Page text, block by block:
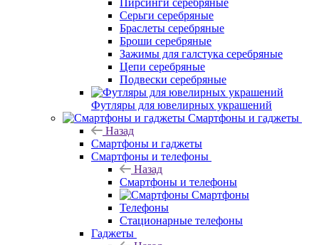
Пирсинги серебряные
Серьги серебряные
Браслеты серебряные
Броши серебряные
Зажимы для галстука серебряные
Цепи серебряные
Подвески серебряные
Футляры для ювелирных украшений
Смартфоны и гаджеты
Назад
Смартфоны и гаджеты
Смартфоны и телефоны
Назад
Смартфоны и телефоны
Смартфоны
Телефоны
Стационарные телефоны
Гаджеты